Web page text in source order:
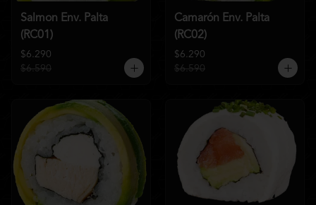
Salmon Env. Palta
(RC01)
$6.290
$6.590
Camarón Env. Palta
(RC02)
$6.290
$6.590